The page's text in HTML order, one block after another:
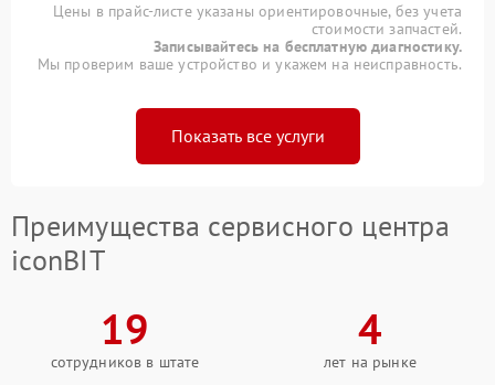
Цены в прайс-листе указаны ориентировочные, без учета
стоимости запчастей.
Записывайтесь на бесплатную диагностику.
Мы проверим ваше устройство и укажем на неисправность.
Показать все услуги
Преимущества сервисного центра
iconBIT
19
сотрудников в штате
4
лет на рынке